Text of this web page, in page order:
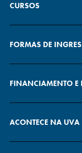
CURSOS
FORMAS DE
FINANCIAMENTO E
ACONTECE NA UVA